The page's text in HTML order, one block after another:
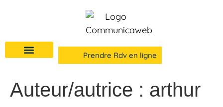
Prendre Rdv en ligne
Auteur/autrice : arthur